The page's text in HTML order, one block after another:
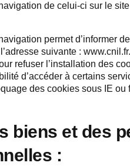
de celui-ci sur le
permet d’informer
suivante :
refuser l’installation des
d’accéder à certains
des cookies sous IE
biens et des
: